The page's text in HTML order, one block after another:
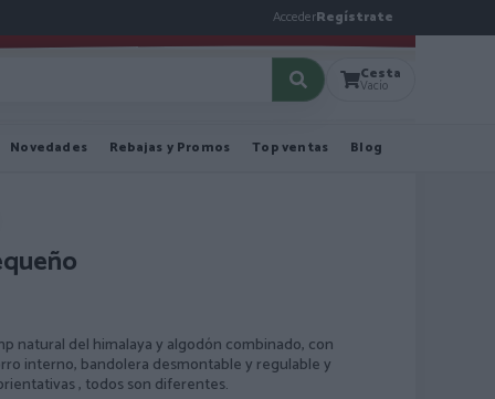
AccederRegístrate
Cesta
Vacío
Novedades Rebajas y Promos Top ventas Blog
natural del himalaya y algodón combinado, con
interno, bandolera desmontable y regulable y
, todos son diferentes.